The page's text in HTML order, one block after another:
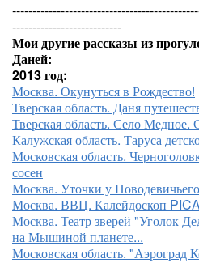
---------------------------
Мои другие рассказы из
Даней:
2013 год:
Москва. Окунуться в Рождество!
Тверская область. Даня
Тверская область. Село
Калужская область. Таруса
Московская область.
сосен
Москва. Уточки у
Москва. ВВЦ. Калейдоскоп
Москва. Театр зверей "Уголок
на Мышиной планете...
Московская область. "Аэроград